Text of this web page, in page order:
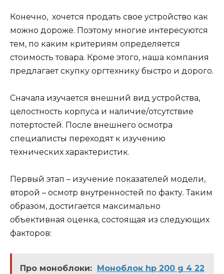
Конечно, хочется продать свое устройство как
можно дороже. Поэтому многие интересуются
тем, по каким критериям определяется
стоимость товара. Кроме этого, наша компания
предлагает скупку оргтехнику быстро и дорого.
Сначала изучается внешний вид устройства,
целостность корпуса и наличие/отсутствие
потертостей. После внешнего осмотра
специалисты переходят к изучению
технических характеристик.
Первый этап – изучение показателей модели,
второй – осмотр внутренностей по факту. Таким
образом, достигается максимально
объективная оценка, состоящая из следующих
факторов:
Про моноблоки:
Моноблок hp 200 g 4 22